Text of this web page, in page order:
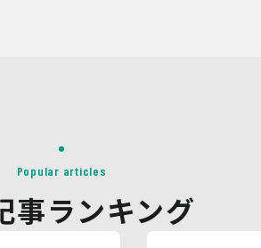
せに対応するため
解析又は分析して、当社サービス「環境
Popular articles
事ランキング